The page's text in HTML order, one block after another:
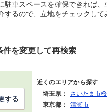
駐車スペースを確保できれば、
るので、立地をチェックして
件を変更して再検索
近くのエリアから探す
埼玉県：
さいたま市
東京都：
清瀬市
する